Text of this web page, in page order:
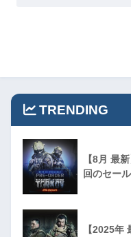
TRENDING
【8月 最
回のセー
【2025年